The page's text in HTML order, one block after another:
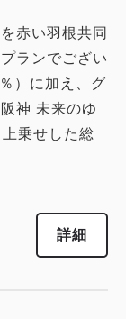
大人1名1 室
・サービス料込
28,930円
今すぐ予約
赤い羽根共同
ランでござい
）に加え、グ
神 未来のゆ
乗せした総
詳細